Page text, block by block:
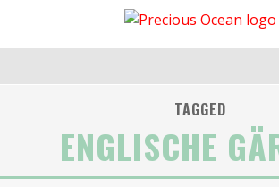
TAGGED
ENGLISCHE